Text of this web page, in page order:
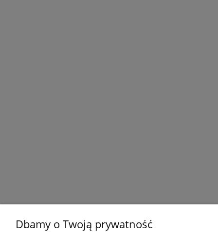
Dbamy o Twoją prywatność